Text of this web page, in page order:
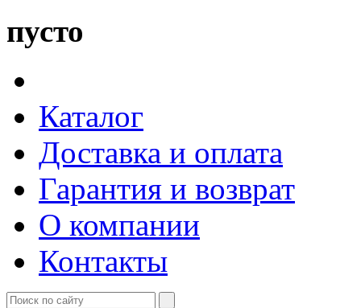
пусто
Каталог
Доставка и оплата
Гарантия и возврат
О компании
Контакты